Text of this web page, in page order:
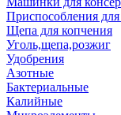
Приспособления
Щепа для копчения
Уголь,щепа,розжиг
Удобрения
Азотные
Бактериальные
Калийные